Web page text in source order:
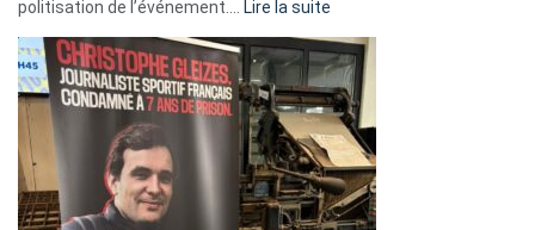
politisation de l’événement.… Lire la suite
Eurovision
2026
:
Pays-
Bas,
Espagne,
Irlande